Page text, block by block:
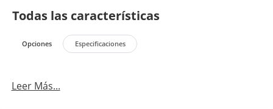
Todas las características
Opciones Especificaciones
Leer Más...